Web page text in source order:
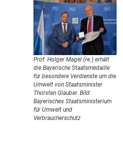
Prof. Holger Magel (re.) erhält
die Bayerische Staatsmedaille
für besondere Verdienste um die
Umwelt von Staatsminister
Thorsten Glauber. Bild:
Bayerisches Staatsministerium
für Umwelt und
Verbraucherschutz